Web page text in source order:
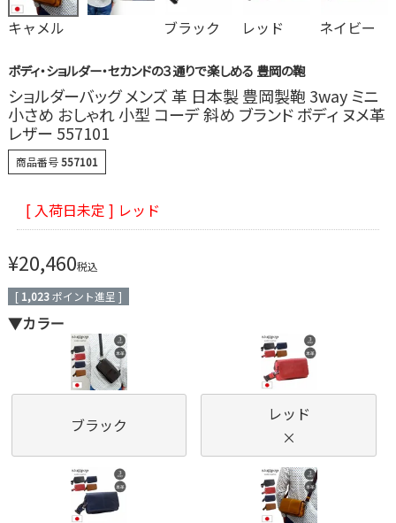
キャメル ブラック レッド ネイビー
ボディ・ショルダー・セカンドの３通りで楽しめる 豊岡の鞄
ショルダーバッグ メンズ 革 日本製 豊岡製鞄 3way ミニ
小さめ おしゃれ 小型 コーデ 斜め ブランド ボディ ヌメ革
レザー 557101
商品番号557101
[ 入荷日未定 ] レッド
¥20,460税込
[ 1,023ポイント進呈 ]
▼カラー
ブラック
レッド
×